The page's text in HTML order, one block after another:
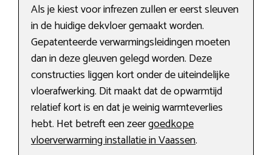
Als je kiest voor infrezen zullen er eerst sleuven
in de huidige dekvloer gemaakt worden.
Gepatenteerde verwarmingsleidingen moeten
dan in deze gleuven gelegd worden. Deze
constructies liggen kort onder de uiteindelijke
vloerafwerking. Dit maakt dat de opwarmtijd
relatief kort is en dat je weinig warmteverlies
hebt. Het betreft een zeergoedkope
vloerverwarming installatie in Vaassen.